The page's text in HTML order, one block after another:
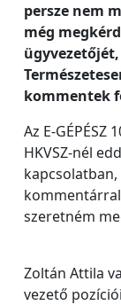
persze nem
még
kommentek
Az E-
HKVSZ-nél
kapcsolatban,
szeretném
Zoltán Attila
vezető